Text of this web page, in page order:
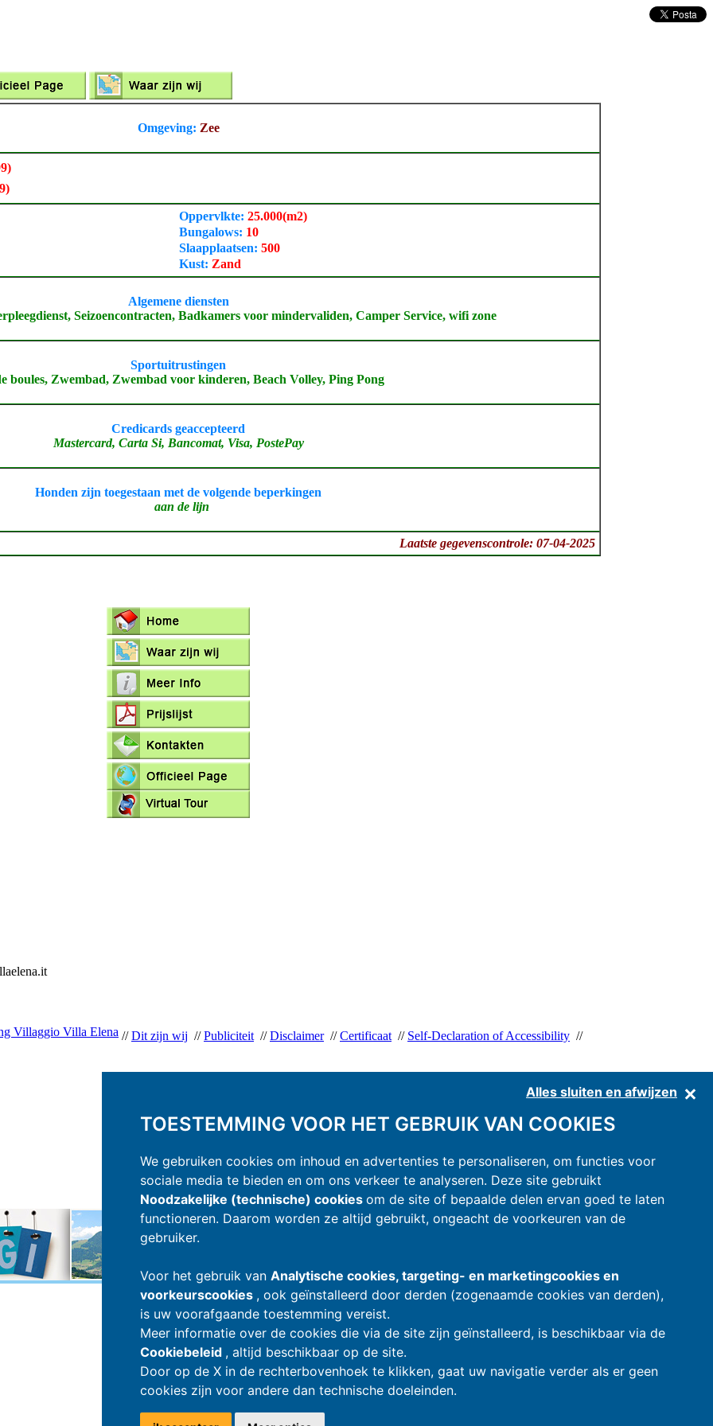
Alles sluiten en afwijzen
TOESTEMMING VOOR HET GEBRUIK VAN COOKIES
We gebruiken cookies om inhoud en advertenties te personaliseren, om functies voor
sociale media te bieden en om ons verkeer te analyseren. Deze site gebruikt
Noodzakelijke (technische) cookies om de site of bepaalde delen ervan goed te laten
functioneren. Daarom worden ze altijd gebruikt, ongeacht de voorkeuren van de
gebruiker.
Voor het gebruik van Analytische cookies, targeting- en marketingcookies en
voorkeurscookies , ook geïnstalleerd door derden (zogenaamde cookies van derden),
is uw voorafgaande toestemming vereist.
Meer informatie over de cookies die via de site zijn geïnstalleerd, is beschikbaar via de
Cookiebeleid , altijd beschikbaar op de site.
Door op de X in de rechterbovenhoek te klikken, gaat uw navigatie verder als er geen
cookies zijn voor andere dan technische doeleinden.
Omgeving: Zee
Oppervlkte: 25.000(m2)
Bungalows: 10
Slaapplaatsen: 500
Kust: Zand
Algemene diensten
Seizoencontracten, Badkamers voor mindervaliden, Camper Service, wifi zone
Sportuitrustingen
boules, Zwembad, Zwembad voor kinderen, Beach Volley, Ping Pong
Credicards geaccepteerd
Mastercard, Carta Si, Bancomat, Visa, PostePay
Honden zijn toegestaan met de volgende beperkingen
aan de lijn
Laatste gegevenscontrole: 07-04-2025
Villaggio Villa Elena //Dit zijn wij //Publiciteit //Disclaimer//Certificaat // Self-Declaration of Accessibility //